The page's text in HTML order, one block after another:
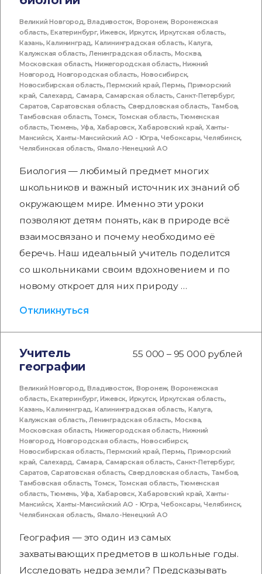
Великий Новгород,Владивосток, Воронеж,Воронежская
область,Екатеринбург,Ижевск, Иркутск,Иркутская область,
Казань,Калининград, Калининградская область, Калуга,
Калужская область,Ленинградская область, Москва,
Московская область,Нижегородская область,Нижний
Новгород,Новгородская область, Новосибирск,
Новосибирская область,Пермский край,Пермь,Приморский
край, Салехард, Самара,Самарская область,Санкт-Петербург,
Саратов,Саратовская область,Свердловская область, Тамбов,
Тамбовская область,Томск, Томская область,Тюменская
область,Тюмень, Уфа, Хабаровск,Хабаровский край, Ханты-
Мансийск,Ханты-Мансийский АО - Югра,Чебоксары,Челябинск,
Челябинская область, Ямало-Ненецкий АО
Биология — любимый предмет многих
школьников и важный источник их знаний об
окружающем мире. Именно эти уроки
позволяют детям понять, как в природе всё
взаимосвязано и почему необходимо её
беречь. Наш идеальный учитель поделится
со школьниками своим вдохновением и по
новому откроет для них природу …
Откликнуться
Учитель
географии
55 000 – 95 000 рублей
Великий Новгород,Владивосток, Воронеж,Воронежская
область,Екатеринбург,Ижевск, Иркутск,Иркутская область,
Казань,Калининград, Калининградская область, Калуга,
Калужская область,Ленинградская область, Москва,
Московская область,Нижегородская область,Нижний
Новгород,Новгородская область, Новосибирск,
Новосибирская область,Пермский край,Пермь,Приморский
край, Салехард, Самара,Самарская область,Санкт-Петербург,
Саратов,Саратовская область,Свердловская область, Тамбов,
Тамбовская область,Томск, Томская область,Тюменская
область,Тюмень, Уфа, Хабаровск,Хабаровский край, Ханты-
Мансийск,Ханты-Мансийский АО - Югра,Чебоксары,Челябинск,
Челябинская область, Ямало-Ненецкий АО
География — это один из самых
захватывающих предметов в школьные годы.
Исследовать недра земли? Предсказывать